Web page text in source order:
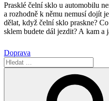
Prasklé čelní sklo u automobilu
a rozhodně k němu nemusí dojít
dělat, když čelní sklo praskne?
sklem budete dál jezdit? A kam a
Doprava
Hledat: